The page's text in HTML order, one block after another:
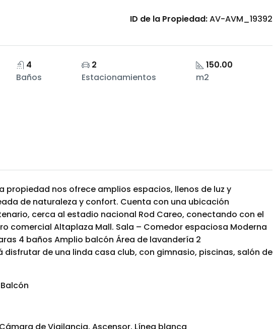
ID de la Propiedad:AV-AVM_19392
4
Baños
2
Estacionamientos
150.00
m2
propiedad nos ofrece amplios espacios, llenos de luz y
de naturaleza y confort. Cuenta con una ubicación
cerca al estadio nacional Rod Careo, conectando con el
comercial Altaplaza Mall. Sala – Comedor espaciosa Moderna
4 baños Amplio balcón Área de lavandería 2
de una linda casa club, con gimnasio, piscinas, salón de
Balcón